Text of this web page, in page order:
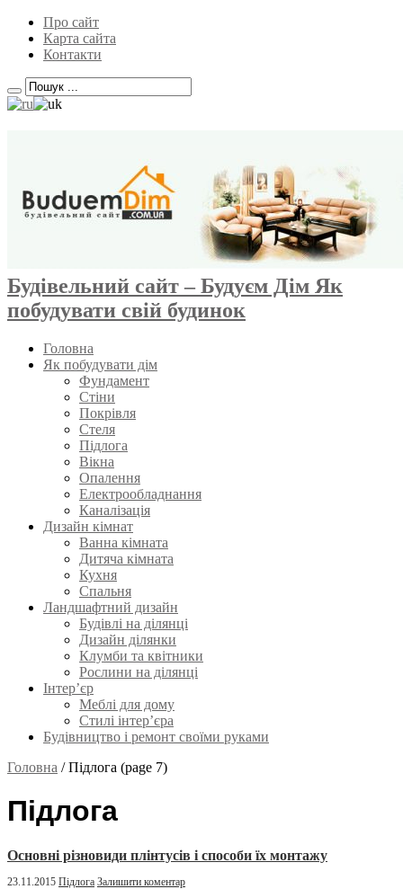
Про сайт
Карта сайта
Контакти
Будівельний сайт – Будуєм Дім Як
побудувати свій будинок
Головна
Як побудувати дім
Фундамент
Стіни
Покрівля
Стеля
Підлога
Вікна
Опалення
Електрообладнання
Каналізація
Дизайн кімнат
Ванна кімната
Дитяча кімната
Кухня
Спальня
Ландшафтний дизайн
Будівлі на ділянці
Дизайн ділянки
Клумби та квітники
Рослини на ділянці
Інтер’єр
Меблі для дому
Стилі інтер’єра
Будівництво і ремонт своїми руками
Головна /Підлога (page 7)
Підлога
Основні різновиди плінтусів і способи їх монтажу
23.11.2015 Підлога Залишити коментар